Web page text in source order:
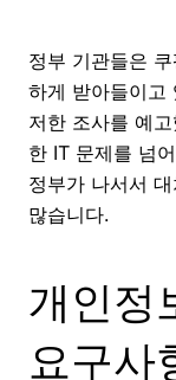
정부 기관들은
하게 받아들이고
저한 조사를 예
한 IT 문제를 넘
정부가 나서서
많습니다.
개인정
요구사